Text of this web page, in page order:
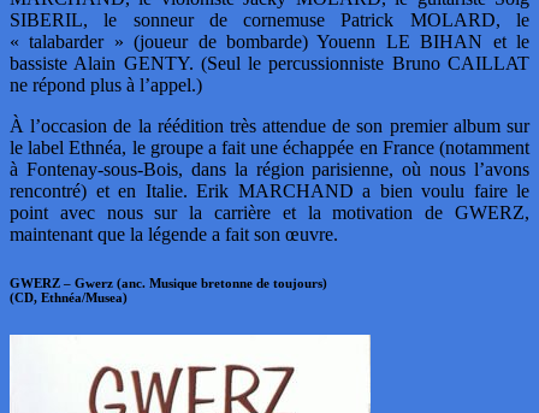
SIBERIL, le sonneur de cornemuse Patrick MOLARD, le
« talabarder » (joueur de bombarde) Youenn LE BIHAN et le
bassiste Alain GENTY. (Seul le percussionniste Bruno CAILLAT
ne répond plus à l’appel.)
À l’occasion de la réédition très attendue de son premier album sur
le label Ethnéa, le groupe a fait une échappée en France (notamment
à Fontenay-sous-Bois, dans la région parisienne, où nous l’avons
rencontré) et en Italie. Erik MARCHAND a bien voulu faire le
point avec nous sur la carrière et la motivation de GWERZ,
maintenant que la légende a fait son œuvre.
GWERZ – Gwerz (anc. Musique bretonne de toujours)
(CD, Ethnéa/Musea)